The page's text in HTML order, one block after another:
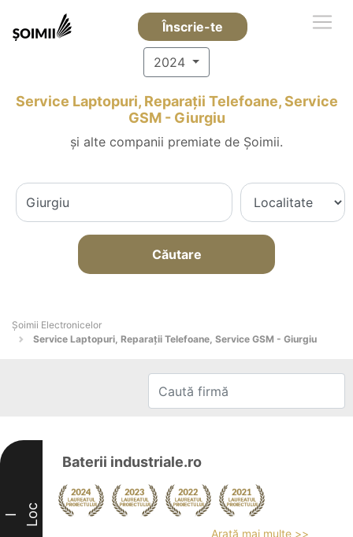
Înscrie-te
2024
Service Laptopuri, Reparații Telefoane, Service
GSM - Giurgiu
și alte companii premiate de Șoimii.
Căutare
Șoimii Electronicelor
Service Laptopuri, Reparații Telefoane, Service GSM - Giurgiu
I Loc
Baterii industriale.ro
Arată mai multe >>